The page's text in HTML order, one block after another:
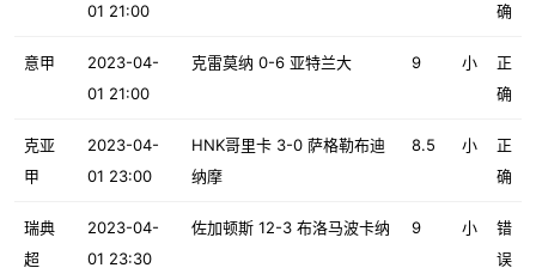
01 21:00
确
意甲
2023-04-
01 21:00
克雷莫纳 0-6 亚特兰大 9 小
正
确
克亚
甲
2023-04-
01 23:00
HNK哥里卡 3-0 萨格勒布迪
纳摩
8.5 小
正
确
瑞典
超
2023-04-
01 23:30
佐加顿斯 12-3 布洛马波卡纳 9 小
错
误